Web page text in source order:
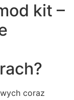
kit –
coraz